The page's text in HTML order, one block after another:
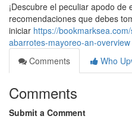
¡Descubre el peculiar apodo
recomendaciones que debes
iniciar https://
abarrotes-mayoreo-an-overview
Comments
Who
Comments
Submit a Comment